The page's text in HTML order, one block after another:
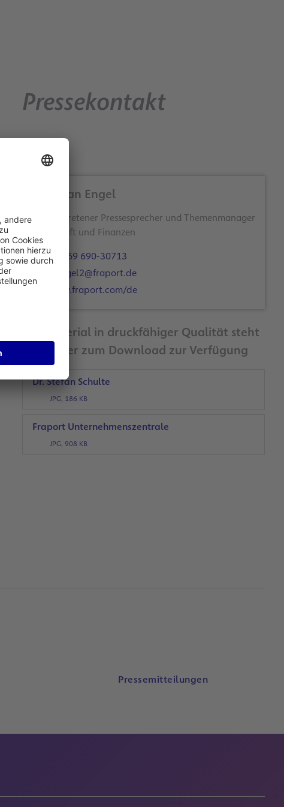
Pressekontakt
Christian Engel
Stellvertretener Pressesprecher und Themenmanager
Wirtschaft und Finanzen
+49 69 690-30713
c.engel2@fraport.de
www.fraport.com/de
Bildmaterial in druckfähiger Qualität steht
Ihnen hier zum Download zur Verfügung
Dr. Stefan Schulte
JPG, 186 KB
Fraport Unternehmenszentrale
JPG, 908 KB
Pressemitteilungen